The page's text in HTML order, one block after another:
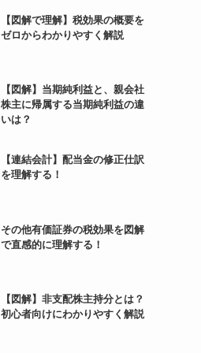
【図解で理解】税効果の概要を
ゼロからわかりやすく解説
【図解】当期純利益と、親会社
株主に帰属する当期純利益の違
いは？
【連結会計】配当金の修正仕訳
を理解する！
その他有価証券の税効果を図解
で直感的に理解する！
【図解】非支配株主持分とは？
初心者向けにわかりやすく解説